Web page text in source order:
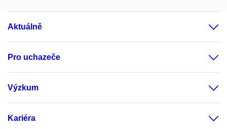
Aktuálně
Pro uchazeče
Výzkum
Kariéra